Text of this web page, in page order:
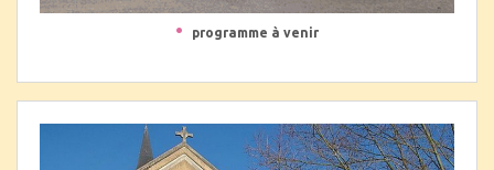
• programme à venir